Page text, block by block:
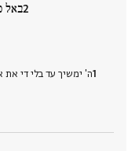
באל
ה' ימשיך עד בלי די את